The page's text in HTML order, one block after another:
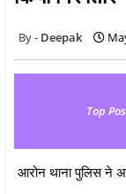
Deepak
Top
आरोन थाना पुलिस ने